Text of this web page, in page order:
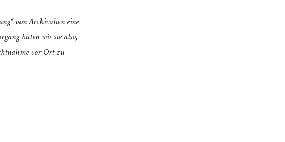
von Archivalien eine
bitten wir sie also,
vor Ort zu